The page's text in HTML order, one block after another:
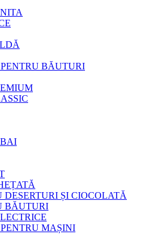
BĂUTURI
DESERTURI ȘI CIOCOLATĂ
BĂUTURI
MAȘINI